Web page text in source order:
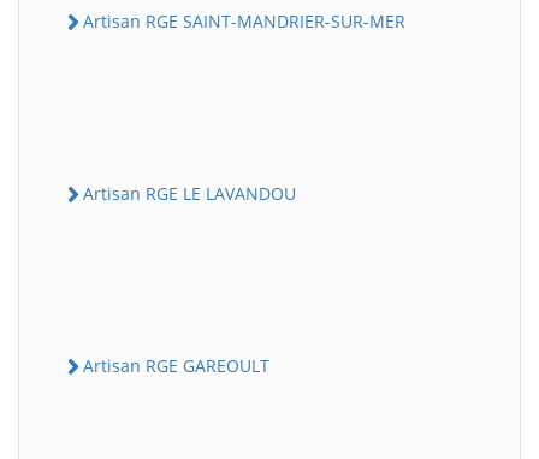
Artisan RGE SAINT-MANDRIER-SUR-MER
Artisan RGE LE LAVANDOU
Artisan RGE GAREOULT